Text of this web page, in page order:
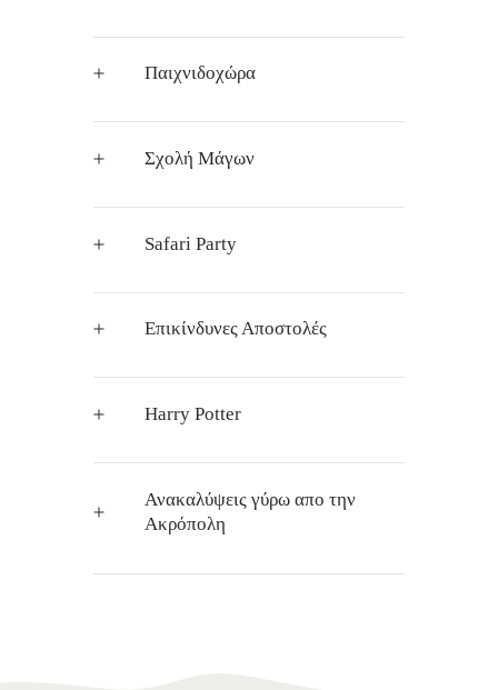
Παιχνιδοχώρα
Σχολή Μάγων
Safari Party
Επικίνδυνες Αποστολές
Harry Potter
Ανακαλύψεις γύρω απο την
Ακρόπολη